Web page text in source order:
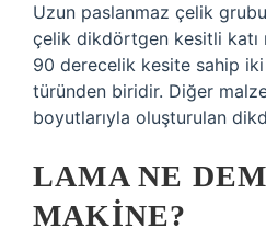
Uzun paslanmaz çelik
çelik dikdörtgen kesitli katı
90 derecelik kesite sahip iki
türünden biridir. Diğer
boyutlarıyla oluşturulan
LAMA NE
MAKINE?